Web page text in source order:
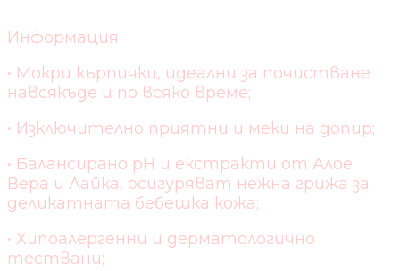
Информация
• Mокри кърпички, идеални за почистване
навсякъде и по всяко време;
• Изключително приятни и меки на допир;
• Балансирано pH и екстракти от Алое
Вера и Лайка, осигуряват нежна грижа за
деликатната бебешка кожа;
• Хипоалергенни и дерматологично
тествани;